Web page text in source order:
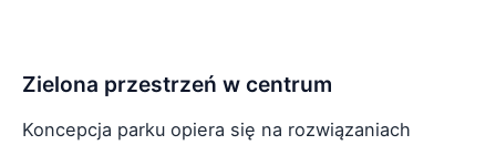
Zielona przestrzeń w centrum
Koncepcja parku opiera się na rozwiązaniach